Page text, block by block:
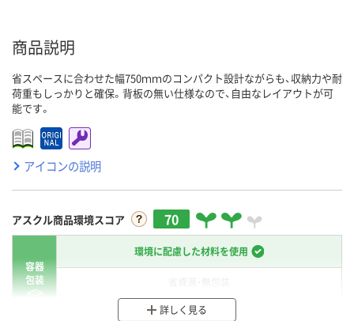
商品説明
省スペースに合わせた幅750ｍｍのコンパクト設計ながらも、収納力や耐
荷重もしっかりと確保。背板の無い仕様なので、自由なレイアウトが可
能です。
アイコンの説明
アスクル商品環境スコア 70
容器
包装
環境に配慮した材料を使用
分別・リサイクルしやすい設計
詳しく見る